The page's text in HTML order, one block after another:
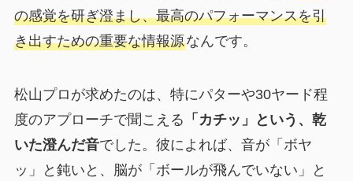
の感覚を研ぎ澄まし、最高のパフォーマンスを引
き出すための重要な情報源なんです。
松山プロが求めたのは、特にパターや30ヤード程
度のアプローチで聞こえる 「カチッ」という、乾
いた澄んだ音でした。彼によれば、音が「ボヤ
ッ」と鈍いと、脳が「ボールが飛んでいない」と